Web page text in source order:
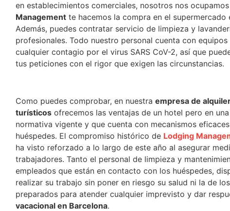
en establecimientos comerciales, nosotros nos
Management te hacemos la compra en el
Además, puedes contratar servicio de limpieza y
profesionales. Todo nuestro personal cuenta con
cualquier contagio por el virus SARS CoV-2, así que
tus peticiones con el rigor que exigen las circunstancias.
Como puedes comprobar, en nuestra empresa de
turísticos ofrecemos las ventajas de un hotel pero en
normativa vigente y que cuenta con mecanismos
huéspedes. El compromiso histórico de Lodging
ha visto reforzado a lo largo de este año al asegurar
trabajadores. Tanto el personal de limpieza y
empleados que están en contacto con los huéspedes,
realizar su trabajo sin poner en riesgo su salud ni la de
preparados para atender cualquier imprevisto y dar
vacacional en Barcelona.